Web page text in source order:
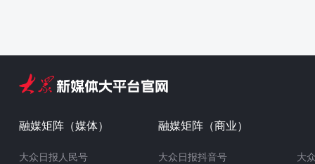
融媒矩阵（媒体）
大众日报人民号
融媒矩阵（商业）
大众日报抖音号 大